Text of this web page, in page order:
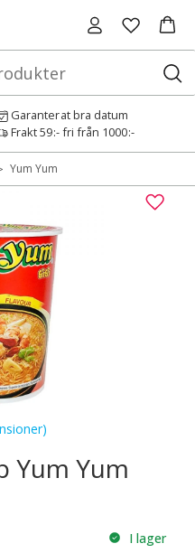
Garanterat bra datum
Frakt 59:- fri från 1000:-
Yum Yum
Yum Yum
I lager